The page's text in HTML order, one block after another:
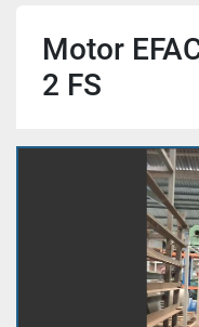
Motor
2 FS